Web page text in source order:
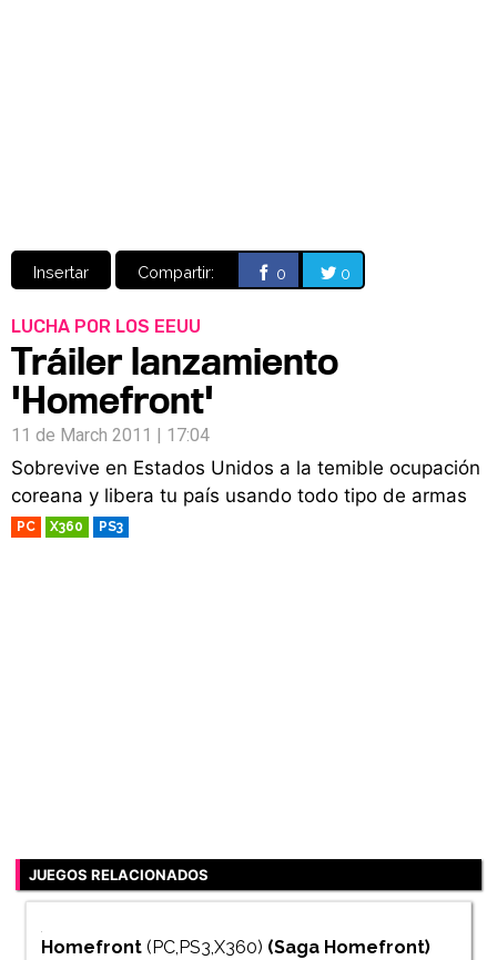
Insertar Compartir: 0 0
LUCHA POR LOS EEUU
Tráiler lanzamiento
'Homefront'
11 de March 2011 | 17:04
Sobrevive en Estados Unidos a la temible ocupación
coreana y libera tu país usando todo tipo de armas
PC X360 PS3
JUEGOS RELACIONADOS
Homefront (PC,PS3,X360) (Saga Homefront)